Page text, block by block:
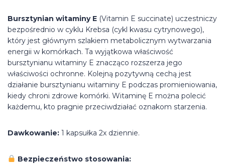
Bursztynian witaminy E (Vitamin E succinate) uczestniczy
bezpośrednio w cyklu Krebsa (cykl kwasu cytrynowego),
który jest głównym szlakiem metabolicznym wytwarzania
energii w komórkach. Ta wyjątkowa właściwość
bursztynianu witaminy E znacząco rozszerza jego
właściwości ochronne. Kolejną pozytywną cechą jest
działanie bursztynianu witaminy E podczas promieniowania,
kiedy chroni zdrowe komórki. Witaminę E można polecić
każdemu, kto pragnie przeciwdziałać oznakom starzenia.
Dawkowanie: 1 kapsułka 2x dziennie.
Bezpieczeństwo stosowania: